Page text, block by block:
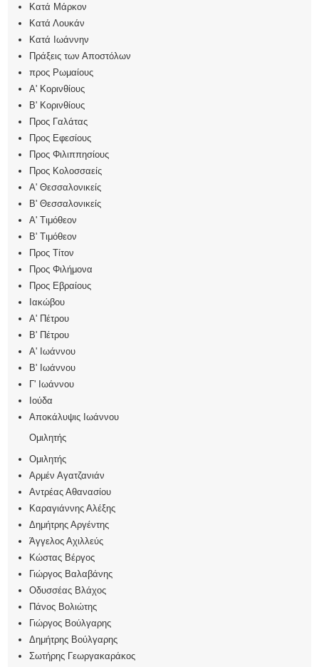
Κατά Μάρκον
Κατά Λουκάν
Κατά Ιωάννην
Πράξεις των Αποστόλων
προς Ρωμαίους
Α' Κορινθίους
Β' Κορινθίους
Προς Γαλάτας
Προς Εφεσίους
Προς Φιλιππησίους
Προς Κολοσσαείς
Α' Θεσσαλονικείς
Β' Θεσσαλονικείς
Α' Τιμόθεον
Β' Τιμόθεον
Προς Τίτον
Προς Φιλήμονα
Προς Εβραίους
Ιακώβου
Α' Πέτρου
Β' Πέτρου
Α' Ιωάννου
Β' Ιωάννου
Γ' Ιωάννου
Ιούδα
Αποκάλυψις Ιωάννου
Ομιλητής
Ομιλητής
Αρμέν Αγατζανιάν
Αντρέας Αθανασίου
Καραγιάννης Αλέξης
Δημήτρης Αργέντης
Άγγελος Αχιλλεύς
Κώστας Βέργος
Γιώργος Βαλαβάνης
Οδυσσέας Βλάχος
Πάνος Βολιώτης
Γιώργος Βούλγαρης
Δημήτρης Βούλγαρης
Σωτήρης Γεωργακαράκος